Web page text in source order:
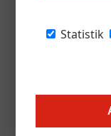
Statistik
Von: